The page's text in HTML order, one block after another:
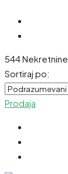
544 Nekretnine
Sortiraj po:
Prodaja